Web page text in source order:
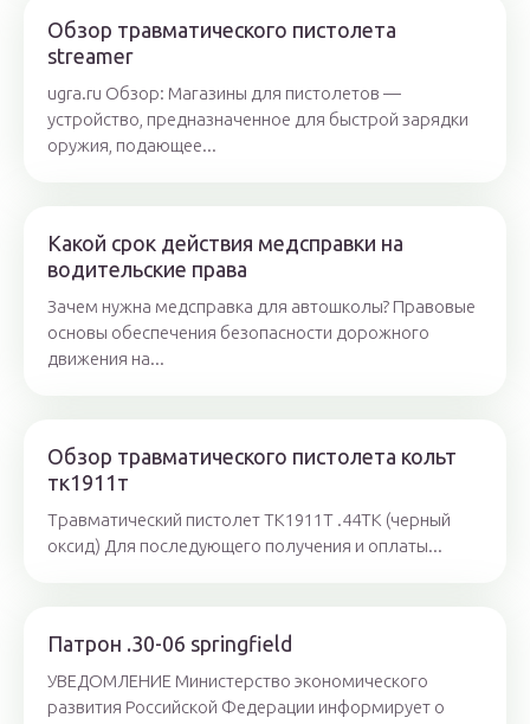
Обзор травматического пистолета
streamer
ugra.ru Обзор: Магазины для пистолетов —
устройство, предназначенное для быстрой зарядки
оружия, подающее...
Какой срок действия медсправки на
водительские права
Зачем нужна медсправка для автошколы? Правовые
основы обеспечения безопасности дорожного
движения на...
Обзор травматического пистолета кольт
тк1911т
Травматический пистолет ТК1911Т .44ТК (черный
оксид) Для последующего получения и оплаты...
Патрон .30-06 springfield
УВЕДОМЛЕНИЕ Министерство экономического
развития Российской Федерации информирует о